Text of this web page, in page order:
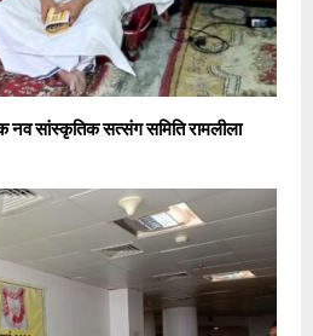
सांस्कृतिक सत्संग समिति रामलीला